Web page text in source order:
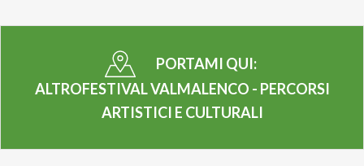
PORTAMI QUI:
ALTROFESTIVAL VALMALENCO - PERCORSI
ARTISTICI E CULTURALI